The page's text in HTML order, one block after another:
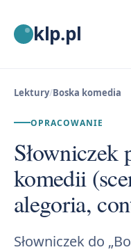
klp.pl
Lektury/Boska komedia
OPRACOWANIE
Słowniczek
komedii
alegoria,
Słowniczek do